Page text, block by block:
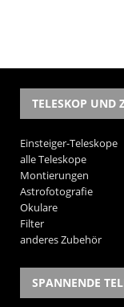
TELESKOP UND
Einsteiger-Teleskope
alle Teleskope
Montierungen
Astrofotografie
Okulare
Filter
anderes Zubehör
SPANNENDE